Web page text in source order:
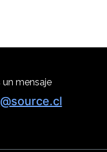
un mensaje